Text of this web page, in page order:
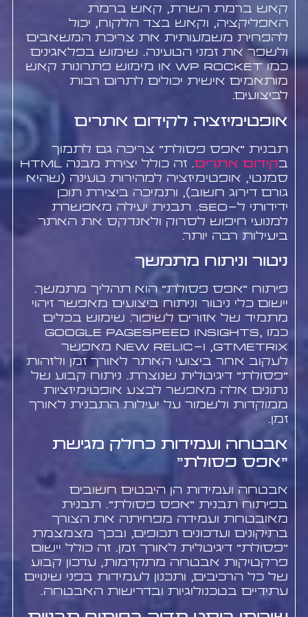
קאש ברמת השרת, קאש ברמת
האפליקציה, וקאש בצד הלקוח, יכול
להפחית משמעותית את צריכת המשאבים
ולשפר את זמני הטעינה. שימוש בפלאגינים
כמו WP Rocket או מימוש פתרונות קאש
מותאמים אישית יכולים לתרום רבות
לביצועים.
אופטימיזציה לקידום אתרים
תבנית "אפס פסולת" צריכה גם לתמוך
בקידום אתרים
. זה כולל יצירת מבנה HTML
סמנטי, אופטימיזציה למהירות טעינה (שהיא
גורם דירוג חשוב), ותמיכה ביצירת תוכן
ידידותי ל-SEO. תבנית יעילה מאפשרת
למנועי חיפוש לסרוק ולאנדקס את האתר
ביעילות רבה יותר.
ניטור וניתוח מתמשך
פיתוח "אפס פסולת" הוא תהליך מתמשך.
יישום כלי ניטור וניתוח ביצועים מאפשר זיהוי
מתמיד של אזורים לשיפור. שימוש בכלים
כמו Google PageSpeed Insights,
GTmetrix, ו-New Relic מאפשר
לעקוב אחר ביצועי האתר לאורך זמן ולזהות
"פסולת" דיגיטלית שנוצרת. ניתוח קבוע של
נתונים אלה מאפשר לבצע אופטימיזציות
ממוקדות ולשמור על יעילות התבנית לאורך
זמן.
אבטחה ועמידות כחלק מגישת
"אפס פסולת"
אבטחה ועמידות הן היבטים חשובים
בפיתוח תבנית "אפס פסולת". תבנית
מאובטחת ועמידה מפחיתה את הצורך
בתיקונים ועדכונים תכופים, ובכך מצמצמת
"פסולת" דיגיטלית לאורך זמן. זה כולל יישום
פרקטיקות אבטחה מתקדמות, עדכון קבוע
של כל הרכיבים, ותכנון לעמידות בפני שינויים
עתידיים בטכנולוגיות ובדרישות האבטחה.